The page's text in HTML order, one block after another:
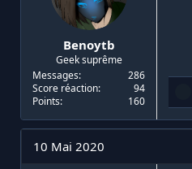
Benoytb
Geek suprême
Messages
286
Score réaction
94
Points
160
10 Mai 2020